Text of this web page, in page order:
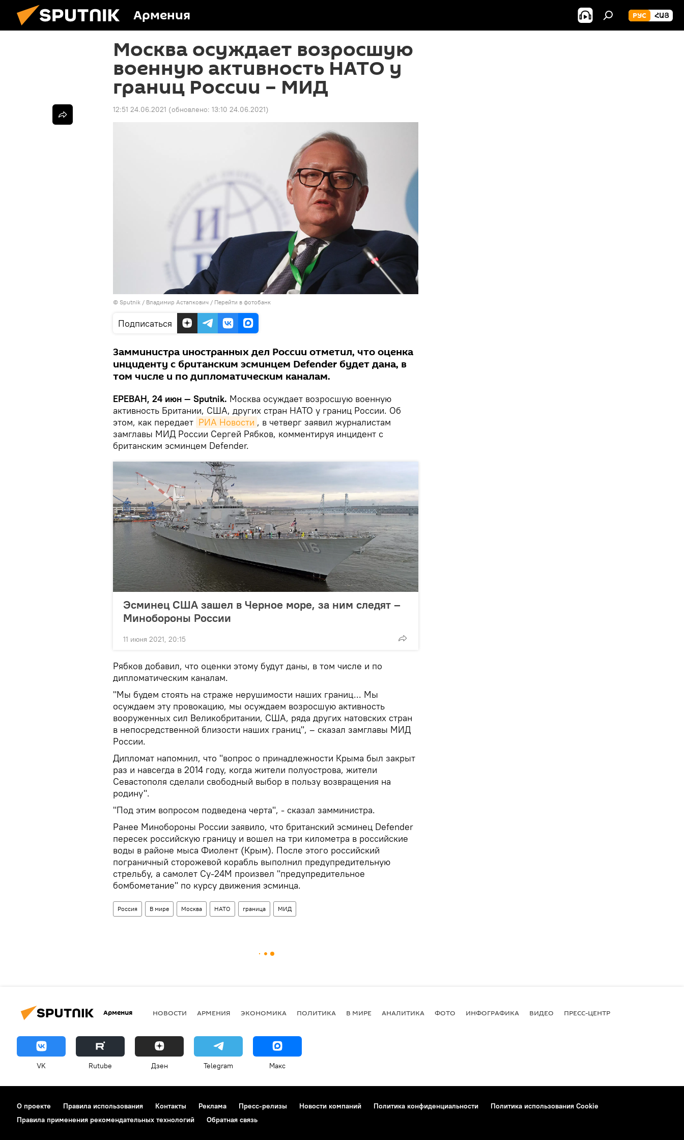
Армения РУС ՀԱՅ
Москва осуждает возросшую
военную активность НАТО у
границ России – МИД
12:51 24.06.2021 (обновлено: 13:10 24.06.2021)
© Sputnik / Владимир Астапкович / Перейти в фотобанк
Подписаться
Замминистра иностранных дел России отметил, что оценка
инциденту с британским эсминцем Defender будет дана, в
том числе и по дипломатическим каналам.
ЕРЕВАН, 24 июн — Sputnik. Москва осуждает возросшую военную
активность Британии, США, других стран НАТО у границ России. Об
этом, как передает РИА Новости , в четверг заявил журналистам
замглавы МИД России Сергей Рябков, комментируя инцидент с
британским эсминцем Defender.
Эсминец США зашел в Черное море, за ним следят –
Минобороны России
11 июня 2021, 20:15
Рябков добавил, что оценки этому будут даны, в том числе и по
дипломатическим каналам.
"Мы будем стоять на страже нерушимости наших границ... Мы
осуждаем эту провокацию, мы осуждаем возросшую активность
вооруженных сил Великобритании, США, ряда других натовских стран
в непосредственной близости наших границ", – сказал замглавы МИД
России.
Дипломат напомнил, что "вопрос о принадлежности Крыма был закрыт
раз и навсегда в 2014 году, когда жители полуострова, жители
Севастополя сделали свободный выбор в пользу возвращения на
родину".
"Под этим вопросом подведена черта", - сказал замминистра.
Ранее Минобороны России заявило, что британский эсминец Defender
пересек российскую границу и вошел на три километра в российские
воды в районе мыса Фиолент (Крым). После этого российский
пограничный сторожевой корабль выполнил предупредительную
стрельбу, а самолет Су-24М произвел "предупредительное
бомбометание" по курсу движения эсминца.
Россия В мире Москва НАТО граница МИД
Армения НОВОСТИ АРМЕНИЯ ЭКОНОМИКА ПОЛИТИКА В МИРЕ АНАЛИТИКА ФОТО ИНФОГРАФИКА ВИДЕО ПРЕСС-ЦЕНТР
VK Rutube Дзен Telegram Макс
О проекте Правила использования Контакты Реклама Пресс-релизы Новости компаний Политика конфиденциальности
Политика использования Cookie
Правила применения рекомендательных технологий
Обратная связь